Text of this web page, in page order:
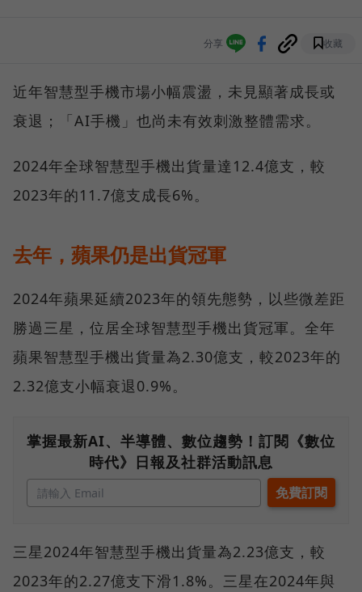
分享 收藏
近年智慧型手機市場小幅震盪，未見顯著成長或
衰退；「AI手機」也尚未有效刺激整體需求。
2024年全球智慧型手機出貨量達12.4億支，較
2023年的11.7億支成長6%。
去年，蘋果仍是出貨冠軍
2024年蘋果延續2023年的領先態勢，以些微差距
勝過三星，位居全球智慧型手機出貨冠軍。全年
蘋果智慧型手機出貨量為2.30億支，較2023年的
2.32億支小幅衰退0.9%。
掌握最新AI、半導體、數位趨勢！訂閱《數位
時代》日報及社群活動訊息
三星2024年智慧型手機出貨量為2.23億支，較
2023年的2.27億支下滑1.8%。三星在2024年與